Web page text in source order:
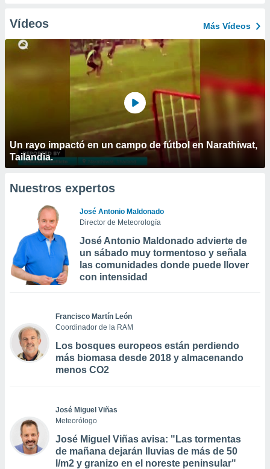
Vídeos Más Vídeos
Un rayo impactó en un campo de fútbol en Narathiwat,
Tailandia.
Nuestros expertos
José Antonio Maldonado
Director de Meteorología
José Antonio Maldonado advierte de
un sábado muy tormentoso y señala
las comunidades donde puede llover
con intensidad
Francisco Martín León
Coordinador de la RAM
Los bosques europeos están perdiendo
más biomasa desde 2018 y almacenando
menos CO2
José Miguel Viñas
Meteorólogo
José Miguel Viñas avisa: "Las tormentas
de mañana dejarán lluvias de más de 50
l/m2 y granizo en el noreste peninsular"